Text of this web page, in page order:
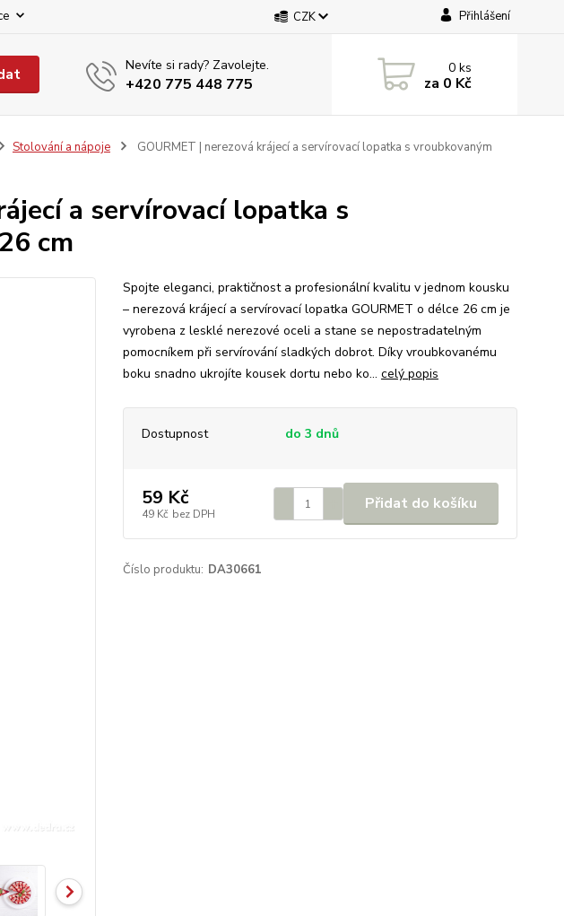
CZK Přihlášení
Nevíte si rady? Zavolejte.
+420 775 448 775
0ks
za 0 Kč
Stolování a nápoje
GOURMET | nerezová krájecí a servírovací lopatka s vroubkovaným
a servírovací lopatka s
cm
Spojte eleganci, praktičnost a profesionální kvalitu v jednom kousku
– nerezová krájecí a servírovací lopatka GOURMET o délce 26 cm je
vyrobena z lesklé nerezové oceli a stane se nepostradatelným
pomocníkem při servírování sladkých dobrot. Díky vroubkovanému
boku snadno ukrojíte kousek dortu nebo ko... celý popis
Dostupnost do 3 dnů
59 Kč
49 Kč bez DPH
Přidat do košíku
Číslo produktu: DA30661